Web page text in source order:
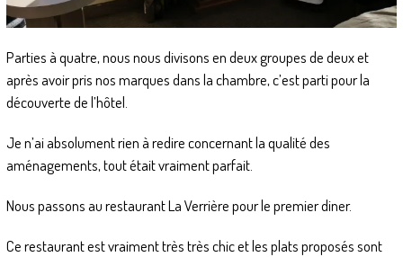
Parties à quatre, nous nous divisons en deux groupes de deux et
après avoir pris nos marques dans la chambre, c’est parti pour la
découverte de l’hôtel.
Je n’ai absolument rien à redire concernant la qualité des
aménagements, tout était vraiment parfait.
Nous passons au restaurant La Verrière pour le premier diner.
Ce restaurant est vraiment très très chic et les plats proposés sont